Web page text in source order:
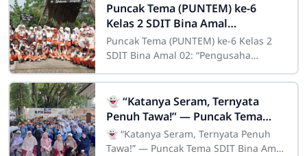
Puncak Tema (PUNTEM) ke-6
Kelas 2 SDIT Bina Amal
02:“Pengusaha Sukses”
Puncak Tema (PUNTEM) ke-6 Kelas 2
SDIT Bina Amal 02: “Pengusaha
SDIT Bina Amal 02 melaksanakan
kegiatan
👻 “Katanya Seram, Ternyata
Penuh Tawa!” — Puncak Tema
SDIT Bina Amal 02 di Lawang
Sewu Bikin Haru di Hari Kartini
👻 “Katanya Seram, Ternyata Penuh
Tawa!” — Puncak Tema SDIT Bina Amal